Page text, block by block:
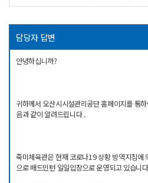
담당자 답변
안녕하십니까?
귀하께서 오산시시설관리공단 홈페이지를 통
음과 같이 알려드립니다 .
죽미체육관은 현재 코로나19 상황 방역지침에
으로 배드민턴 일일입장으로 운영되고 있습니